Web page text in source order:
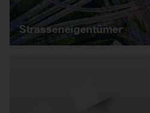
Strasseneigentümer